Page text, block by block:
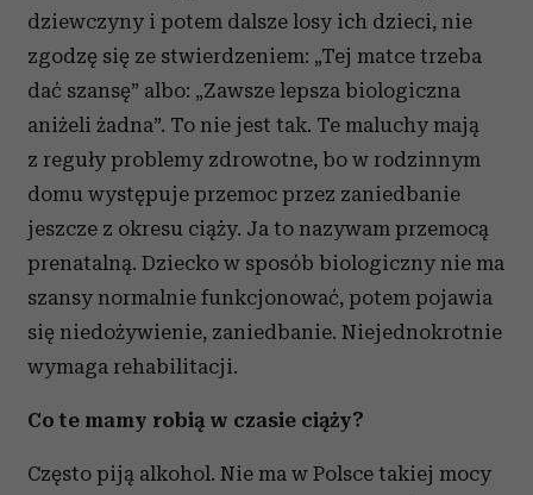
dziewczyny i potem dalsze losy ich dzieci, nie
zgodzę się ze stwierdzeniem: „Tej matce trzeba
dać szansę” albo: „Zawsze lepsza biologiczna
aniżeli żadna”. To nie jest tak. Te maluchy mają
z reguły problemy zdrowotne, bo w rodzinnym
domu występuje przemoc przez zaniedbanie
jeszcze z okresu ciąży. Ja to nazywam przemocą
prenatalną. Dziecko w sposób biologiczny nie ma
szansy normalnie funkcjonować, potem pojawia
się niedożywienie, zaniedbanie. Niejednokrotnie
wymaga rehabilitacji.
Co te mamy robią w czasie ciąży?
Często piją alkohol. Nie ma w Polsce takiej mocy